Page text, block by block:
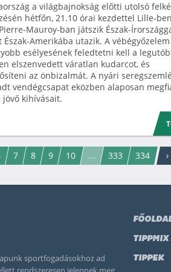
a világbajnokság előtti utolsó
hétfőn, 21.10 órai kezdettel Lille-
Mauroy-ban játszik Észak-
Észak-Amerikába utazik. A
esélyesének feledtetni kell a
elszenvedett váratlan kudarcot, és
az önbizalmát. A nyári
vendégcsapat eközben alaposan
jövő kihívásait.
7 8 9 10 ... 333 334 ›
sportfogadásokhoz ad
TIPPMIX
TIPPEK